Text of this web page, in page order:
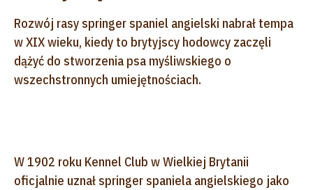
Rozwój rasy springer spaniel angielski nabrał tempa
w XIX wieku, kiedy to brytyjscy hodowcy zaczęli
dążyć do stworzenia psa myśliwskiego o
wszechstronnych umiejętnościach.
W 1902 roku Kennel Club w Wielkiej Brytanii
oficjalnie uznał springer spaniela angielskiego jako